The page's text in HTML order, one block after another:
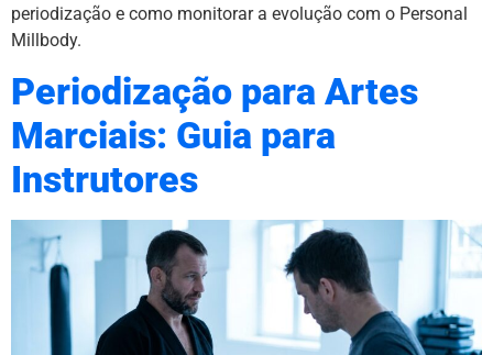
periodização e como monitorar a evolução com o Personal
Millbody.
Periodização para Artes
Marciais: Guia para
Instrutores